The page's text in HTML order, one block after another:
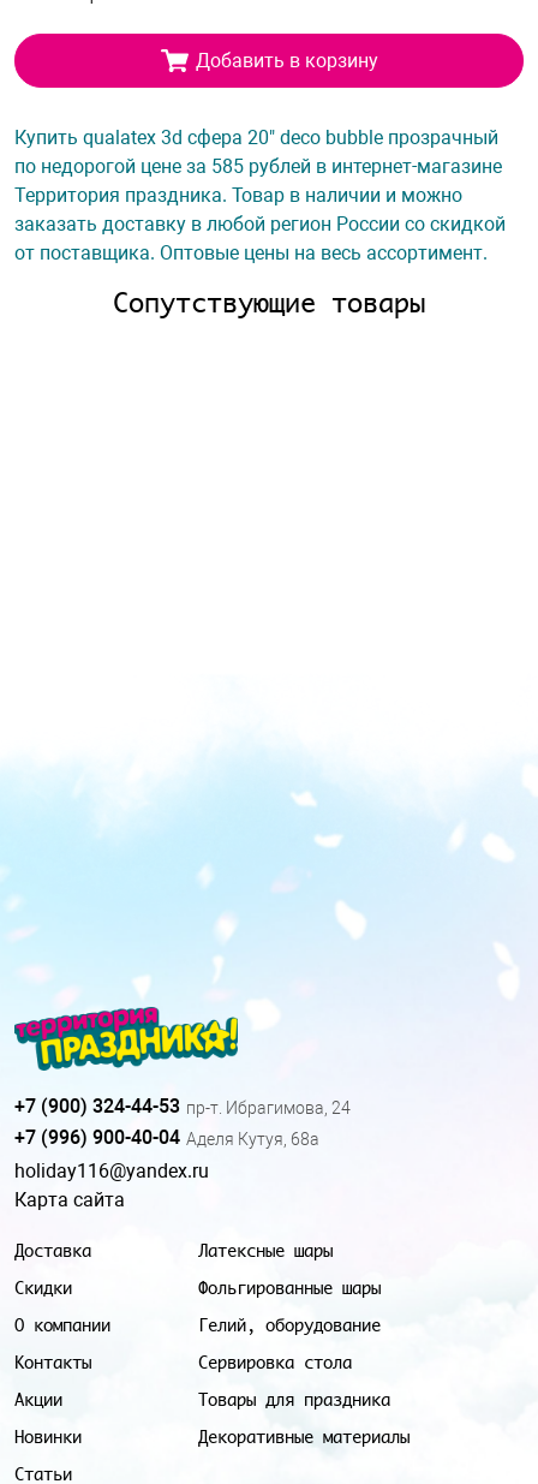
Добавить в корзину
Купить qualatex 3d сфера 20" deco bubble прозрачный
по недорогой цене за 585 рублей в интернет-магазине
Территория праздника. Товар в наличии и можно
заказать доставку в любой регион России со скидкой
от поставщика. Оптовые цены на весь ассортимент.
Сопутствующие товары
Доставка
Скидки
О компании
Контакты
Акции
Новинки
Статьи
Латексные шары
Фольгированные шары
Гелий, оборудование
Сервировка стола
Товары для праздника
Декоративные материалы
+7 (900) 324-44-53 пр-т. Ибрагимова, 24
+7 (996) 900-40-04 Аделя Кутуя, 68а
holiday116@yandex.ru
Карта сайта